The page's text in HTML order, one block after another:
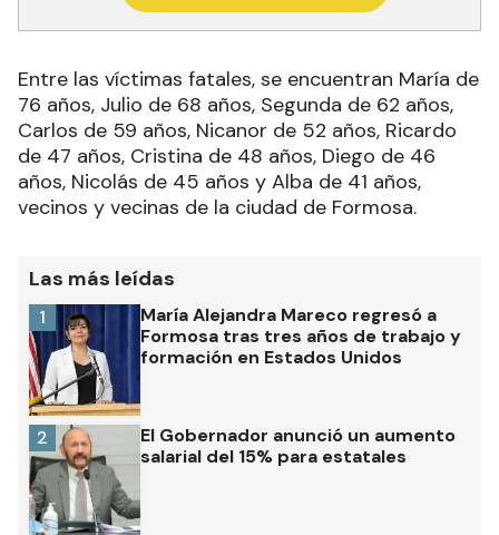
Entre las víctimas fatales, se encuentran María de
76 años, Julio de 68 años, Segunda de 62 años,
Carlos de 59 años, Nicanor de 52 años, Ricardo
de 47 años, Cristina de 48 años, Diego de 46
años, Nicolás de 45 años y Alba de 41 años,
vecinos y vecinas de la ciudad de Formosa.
Las más leídas
María Alejandra Mareco regresó a
Formosa tras tres años de trabajo y
formación en Estados Unidos
1
El Gobernador anunció un aumento
salarial del 15% para estatales
2